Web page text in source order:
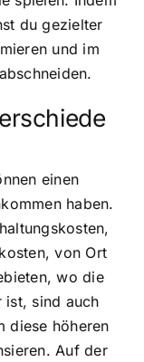
du gezielter
und im
einen
haben.
von Ort
wo die
ist, sind auch
diese höheren
Auf der